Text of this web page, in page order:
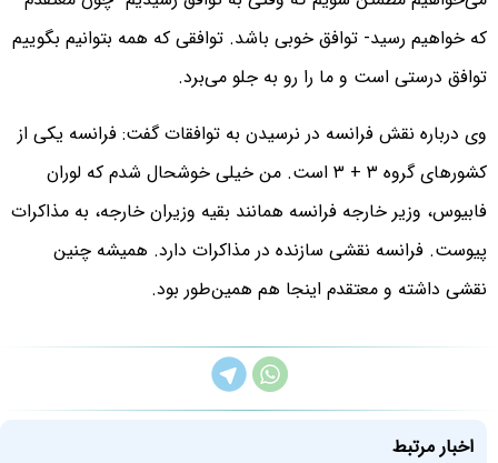
که خواهیم رسید- توافق خوبی باشد. توافقی که همه بتوانیم بگوییم
توافق درستی است و ما را رو به جلو می‌برد.
وی درباره نقش فرانسه در نرسیدن به توافقات گفت: فرانسه یکی از
کشورهای گروه ۳ + ۳ است. من خیلی خوشحال شدم که لوران
فابیوس، وزیر خارجه فرانسه همانند بقیه وزیران خارجه، به مذاکرات
پیوست. فرانسه نقشی سازنده در مذاکرات دارد. همیشه چنین
نقشی داشته و معتقدم اینجا هم همین‌طور بود.
اخبار مرتبط